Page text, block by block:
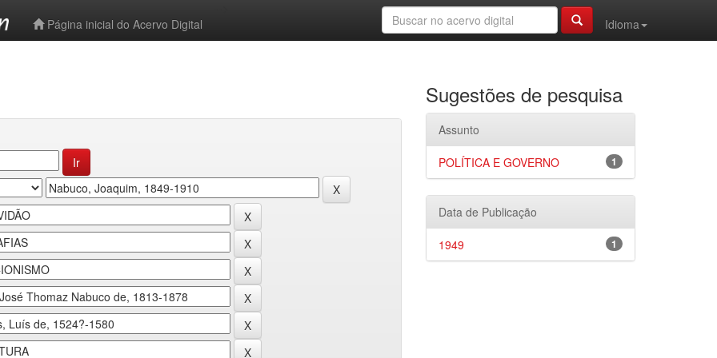
Página inicial do Acervo Digital
Idioma
Sugestões de pesquisa
Assunto
1
POLÍTICA E GOVERNO
Data de Publicação
1
1949